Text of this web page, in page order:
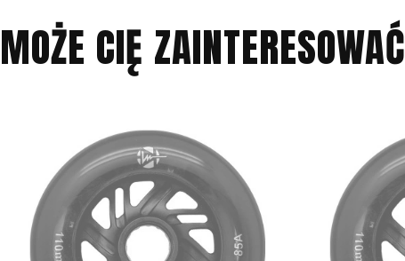
MOŻE CIĘ ZAINTERESOWAĆ